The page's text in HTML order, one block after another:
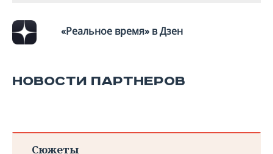
«Реальное время» в Дзен
НОВОСТИ ПАРТНЕРОВ
Сюжеты